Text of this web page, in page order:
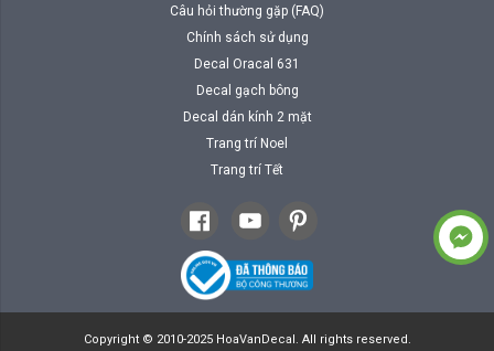
Câu hỏi thường gặp (FAQ)
Chính sách sử dụng
Decal Oracal 631
Decal gạch bông
Decal dán kính 2 mặt
Trang trí Noel
Trang trí Tết
Copyright © 2010-2025 HoaVanDecal. All rights reserved.